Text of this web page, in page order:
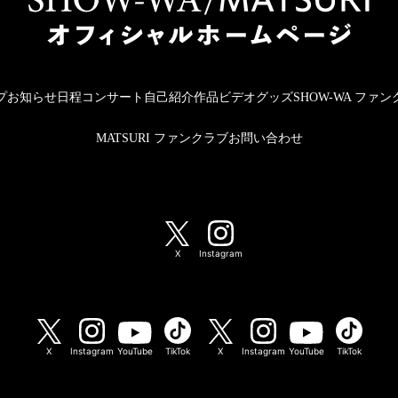
お知らせ日程 コンサート 自己紹介作品 ビデオグッズSHOW-WA ファン
MATSURI ファンクラブお問い合わせ
X Instagram
X Instagram YouTube TikTok X Instagram YouTube TikTok